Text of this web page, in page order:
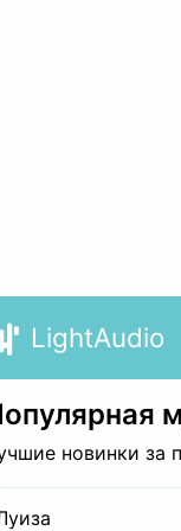
LightAudio
новинки за